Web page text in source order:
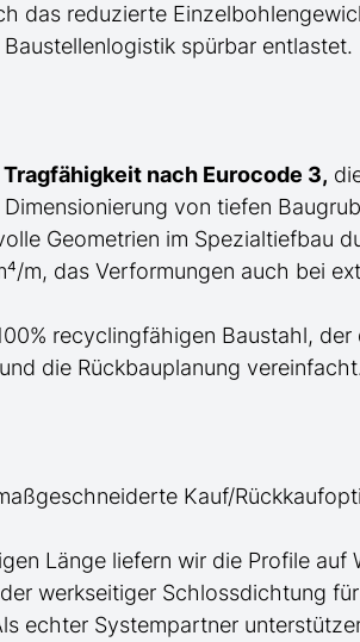
das reduzierte
spürbar entlastet.
nach Eurocode 3,
von tiefen
Geometrien im Spezialtiefbau
m, das Verformungen auch bei
recyclingfähigen Baustahl,
die Rückbauplanung
Kauf/
Länge liefern wir die Profile auf
werkseitiger Schlossdichtung
echter Systempartner